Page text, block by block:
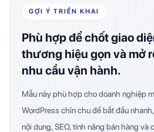
GỢI Ý TRIỂN KHAI
Phù hợp để chốt giao
thương hiệu gọn và mở
nhu cầu vận hành.
Mẫu này phù hợp cho doanh nghiệp
WordPress chỉn chu để bắt đầu
nội dung, SEO, tính năng bán hàng và